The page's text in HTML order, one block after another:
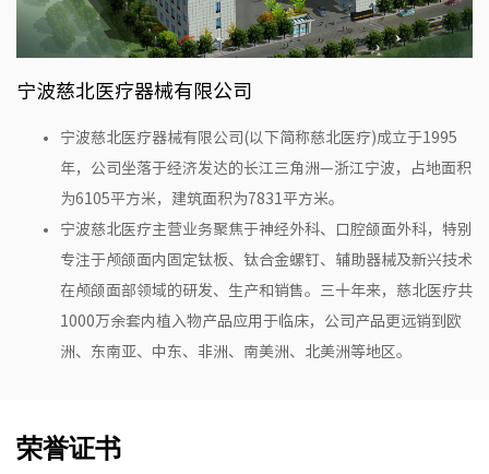
宁波慈北医疗器械有限公司
宁波慈北医疗器械有限公司(以下简称慈北医疗)成立于1995
年，公司坐落于经济发达的长江三角洲—浙江宁波，占地面积
为6105平方米，建筑面积为7831平方米。
宁波慈北医疗主营业务聚焦于神经外科、口腔颌面外科，特别
专注于颅颌面内固定钛板、钛合金螺钉、辅助器械及新兴技术
在颅颌面部领域的研发、生产和销售。三十年来，慈北医疗共
1000万余套内植入物产品应用于临床，公司产品更远销到欧
洲、东南亚、中东、非洲、南美洲、北美洲等地区。
荣誉证书